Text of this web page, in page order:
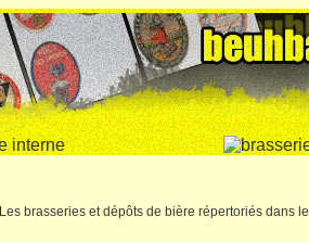
Les brasseries et dépôts de bière répertoriés dans